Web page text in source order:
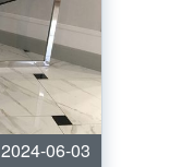
2024-06-03